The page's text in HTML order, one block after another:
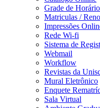
Grade de
Matriculas /
Impressões
Rede Wi-fi
Sistema de
Webmail
Workflow
Revistas da
Mural Eletrônico
Enquete
Sala Virtual